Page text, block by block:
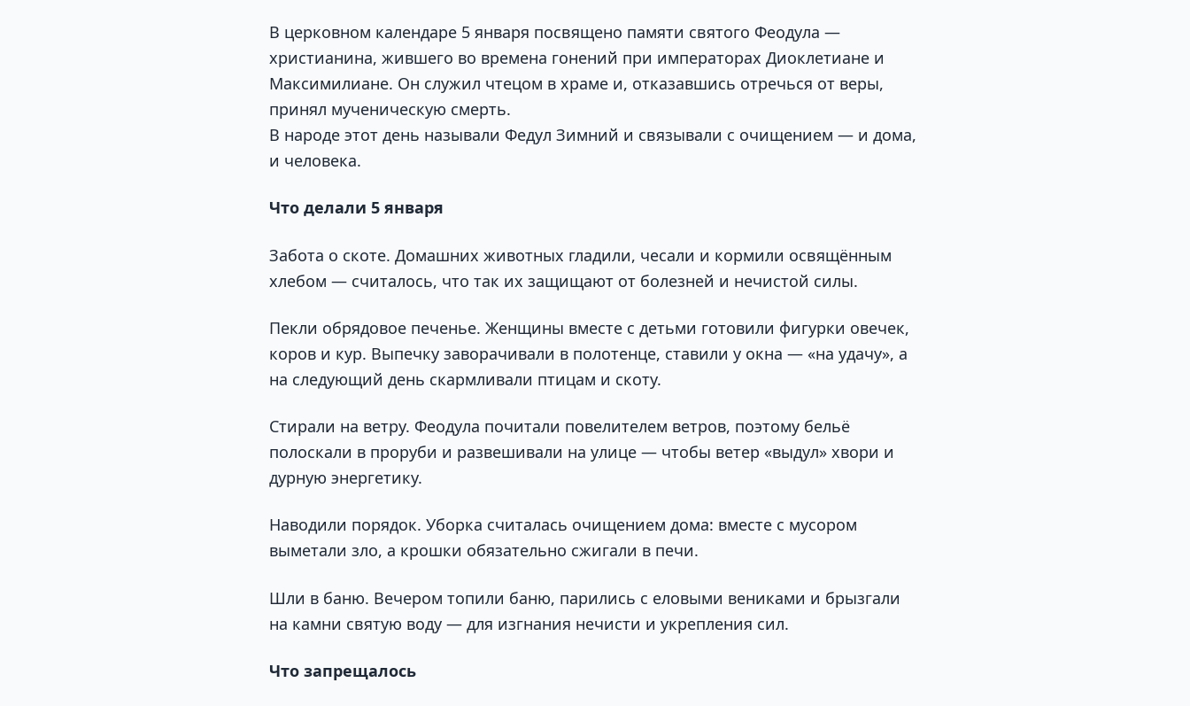
В церковном календаре 5 января посвящено памяти святого Феодула —
христианина, жившего во времена гонений при императорах Диоклетиане и
Максимилиане. Он служил чтецом в храме и, отказавшись отречься от веры,
принял мученическую смерть.
В народе этот день называли Федул Зимний и связывали с очищением — и дома,
и человека.
Что делали 5 января
Забота о скоте. Домашних животных гладили, чесали и кормили освящённым
хлебом — считалось, что так их защищают от болезней и нечистой силы.
Пекли обрядовое печенье. Женщины вместе с детьми готовили фигурки овечек,
коров и кур. Выпечку заворачивали в полотенце, ставили у окна — «на удачу», а
на следующий день скармливали птицам и скоту.
Стирали на ветру. Феодула почитали повелителем ветров, поэтому бельё
полоскали в проруби и развешивали на улице — чтобы ветер «выдул» хвори и
дурную энергетику.
Наводили порядок. Уборка считалась очищением дома: вместе с мусором
выметали зло, а крошки обязательно сжигали в печи.
Шли в баню. Вечером топили баню, парились с еловыми вениками и брызгали
на камни святую воду — для изгнания нечисти и укрепления сил.
Что запрещалось